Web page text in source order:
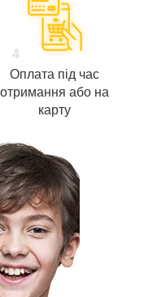
4
Оплата під час
отримання або на
карту